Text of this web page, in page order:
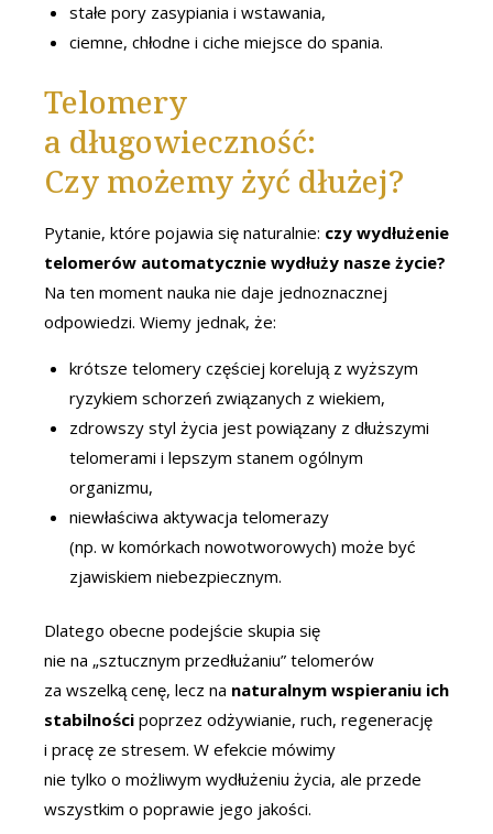
stałe pory zasypiania i wstawania,
ciemne, chłodne i ciche miejsce do spania.
Telomery
a długowieczność:
Czy możemy żyć dłużej?
Pytanie, które pojawia się naturalnie: czy wydłużenie
telomerów automatycznie wydłuży nasze życie?
Na ten moment nauka nie daje jednoznacznej
odpowiedzi. Wiemy jednak, że:
krótsze telomery częściej korelują z wyższym
ryzykiem schorzeń związanych z wiekiem,
zdrowszy styl życia jest powiązany z dłuższymi
telomerami i lepszym stanem ogólnym
organizmu,
niewłaściwa aktywacja telomerazy
(np. w komórkach nowotworowych) może być
zjawiskiem niebezpiecznym.
Dlatego obecne podejście skupia się
nie na „sztucznym przedłużaniu” telomerów
za wszelką cenę, lecz na naturalnym wspieraniu ich
stabilności poprzez odżywianie, ruch, regenerację
i pracę ze stresem. W efekcie mówimy
nie tylko o możliwym wydłużeniu życia, ale przede
wszystkim o poprawie jego jakości.